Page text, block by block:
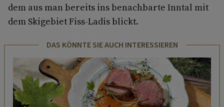
dem aus man bereits ins benachbarte Inntal mit
dem Skigebiet Fiss-Ladis blickt.
DAS KÖNNTE SIE AUCH INTERESSIEREN